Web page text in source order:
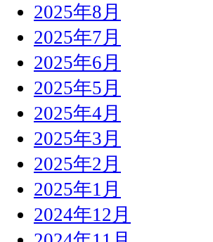
2025年8月
2025年7月
2025年6月
2025年5月
2025年4月
2025年3月
2025年2月
2025年1月
2024年12月